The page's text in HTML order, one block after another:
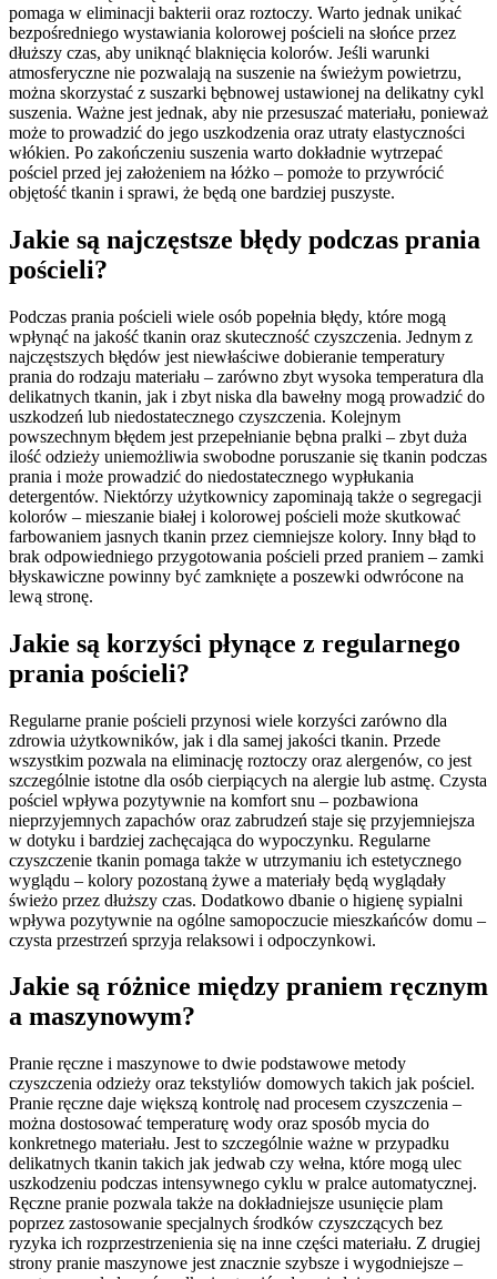
pomaga w eliminacji bakterii oraz roztoczy. Warto jednak unikać
bezpośredniego wystawiania kolorowej pościeli na słońce przez
dłuższy czas, aby uniknąć blaknięcia kolorów. Jeśli warunki
atmosferyczne nie pozwalają na suszenie na świeżym powietrzu,
można skorzystać z suszarki bębnowej ustawionej na delikatny cykl
suszenia. Ważne jest jednak, aby nie przesuszać materiału, ponieważ
może to prowadzić do jego uszkodzenia oraz utraty elastyczności
włókien. Po zakończeniu suszenia warto dokładnie wytrzepać
pościel przed jej założeniem na łóżko – pomoże to przywrócić
objętość tkanin i sprawi, że będą one bardziej puszyste.
Jakie są najczęstsze błędy podczas prania
pościeli?
Podczas prania pościeli wiele osób popełnia błędy, które mogą
wpłynąć na jakość tkanin oraz skuteczność czyszczenia. Jednym z
najczęstszych błędów jest niewłaściwe dobieranie temperatury
prania do rodzaju materiału – zarówno zbyt wysoka temperatura dla
delikatnych tkanin, jak i zbyt niska dla bawełny mogą prowadzić do
uszkodzeń lub niedostatecznego czyszczenia. Kolejnym
powszechnym błędem jest przepełnianie bębna pralki – zbyt duża
ilość odzieży uniemożliwia swobodne poruszanie się tkanin podczas
prania i może prowadzić do niedostatecznego wypłukania
detergentów. Niektórzy użytkownicy zapominają także o segregacji
kolorów – mieszanie białej i kolorowej pościeli może skutkować
farbowaniem jasnych tkanin przez ciemniejsze kolory. Inny błąd to
brak odpowiedniego przygotowania pościeli przed praniem – zamki
błyskawiczne powinny być zamknięte a poszewki odwrócone na
lewą stronę.
Jakie są korzyści płynące z regularnego
prania pościeli?
Regularne pranie pościeli przynosi wiele korzyści zarówno dla
zdrowia użytkowników, jak i dla samej jakości tkanin. Przede
wszystkim pozwala na eliminację roztoczy oraz alergenów, co jest
szczególnie istotne dla osób cierpiących na alergie lub astmę. Czysta
pościel wpływa pozytywnie na komfort snu – pozbawiona
nieprzyjemnych zapachów oraz zabrudzeń staje się przyjemniejsza
w dotyku i bardziej zachęcająca do wypoczynku. Regularne
czyszczenie tkanin pomaga także w utrzymaniu ich estetycznego
wyglądu – kolory pozostaną żywe a materiały będą wyglądały
świeżo przez dłuższy czas. Dodatkowo dbanie o higienę sypialni
wpływa pozytywnie na ogólne samopoczucie mieszkańców domu –
czysta przestrzeń sprzyja relaksowi i odpoczynkowi.
Jakie są różnice między praniem ręcznym
a maszynowym?
Pranie ręczne i maszynowe to dwie podstawowe metody
czyszczenia odzieży oraz tekstyliów domowych takich jak pościel.
Pranie ręczne daje większą kontrolę nad procesem czyszczenia –
można dostosować temperaturę wody oraz sposób mycia do
konkretnego materiału. Jest to szczególnie ważne w przypadku
delikatnych tkanin takich jak jedwab czy wełna, które mogą ulec
uszkodzeniu podczas intensywnego cyklu w pralce automatycznej.
Ręczne pranie pozwala także na dokładniejsze usunięcie plam
poprzez zastosowanie specjalnych środków czyszczących bez
ryzyka ich rozprzestrzenienia się na inne części materiału. Z drugiej
strony pranie maszynowe jest znacznie szybsze i wygodniejsze –